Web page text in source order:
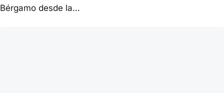
Bérgamo desde la…